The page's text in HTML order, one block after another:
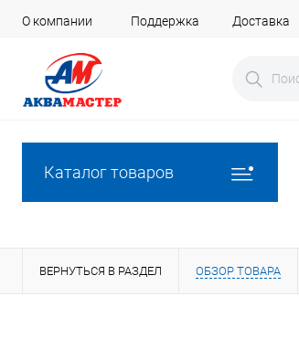
О компании Поддержка Доставка
Каталог товаров
ВЕРНУТЬСЯ В РАЗДЕЛ ОБЗОР ТОВАРА